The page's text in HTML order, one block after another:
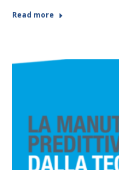
Read more